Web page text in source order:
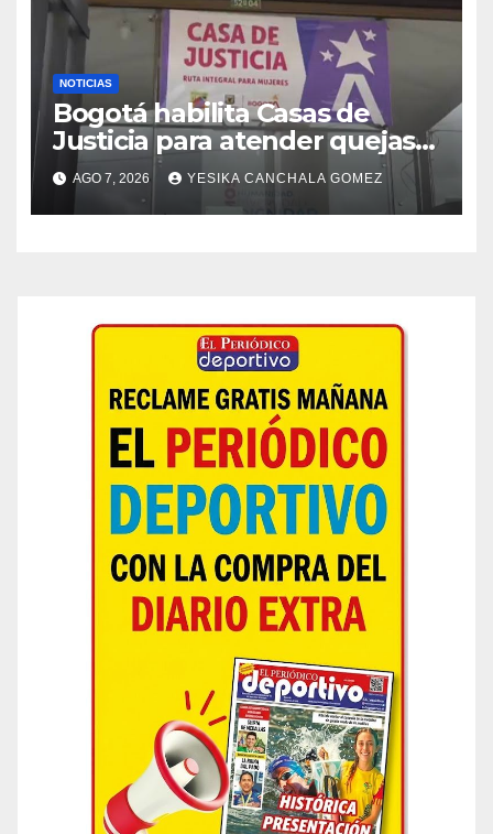
NOTICIAS
Bogotá habilita Casas de
Justicia para atender quejas
por falta de medicamentos y
demoras en citas
AGO 7, 2026 YESIKA CANCHALA GOMEZ